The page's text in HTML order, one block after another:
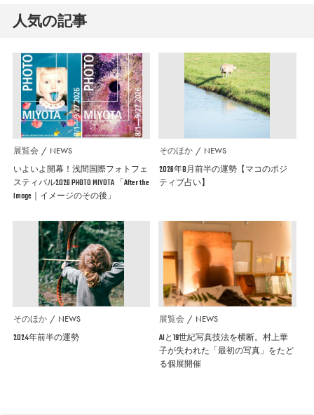
人気の記事
展覧会 NEWS
いよいよ開幕！浅間国際フォトフェ
スティバル2026 PHOTO MIYOTA 「After the
Image｜イメージのその後」
そのほか NEWS
2026年8月前半の運勢【マコのポジ
ティブ占い】
そのほか NEWS
2024年前半の運勢
展覧会 NEWS
AIと19世紀写真技法を横断。村上華
子が失われた「最初の写真」をたど
る個展開催